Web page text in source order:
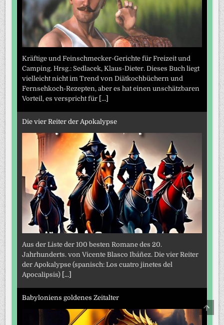
Kräftige und Feinschmecker-Gerichte für Freizeit und
Camping. Hrsg.: Sedlacek, Klaus-Dieter. Dieses Buch liegt
vielleicht nicht im Trend von Diätkochbüchern und
Fernsehkoch-Rezepten, aber es hat einen unschätzbaren
Vorteil, es verspricht für [...]
Die vier Reiter der Apokalypse
Aus der Liste der 100 besten Romane des 20.
Jahrhunderts. von Vicente Blasco Ibáñez. Die vier Reiter
der Apokalypse (spanisch: Los cuatro jinetes del
Apocalipsis) [...]
Babyloniens goldenes Zeitalter
TO
TOP